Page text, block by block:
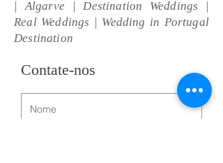
| Algarve | Destination Weddings |
Real Weddings | Wedding in Portugal
Destination
Contate-nos